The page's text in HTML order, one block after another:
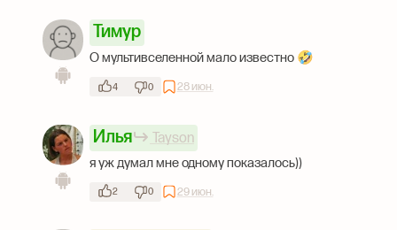
Тимур
О мультивселенной мало известно 🤣
4 0 28 июн.
Илья
Tayson
я уж думал мне одному показалось))
2 0 29 июн.